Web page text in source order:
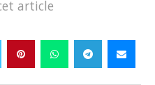
article